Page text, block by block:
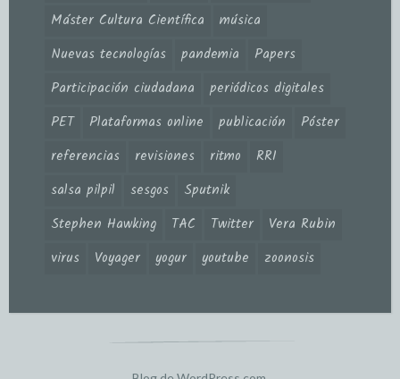
Máster Cultura Científica
música
Nuevas tecnologías
pandemia
Papers
Participación ciudadana
periódicos digitales
PET
Plataformas online publicación
Póster
referencias
revisiones ritmo
RRI
salsa pilpil
sesgos
Sputnik
Stephen Hawking
TAC Twitter
Vera Rubin
virus
Voyager yogur youtube zoonosis